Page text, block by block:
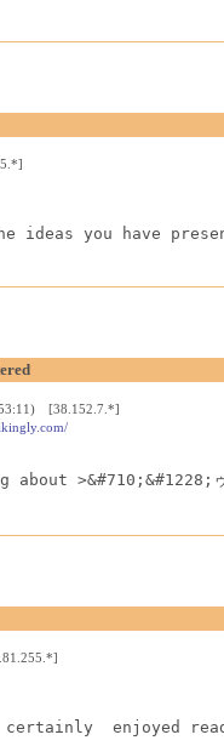
you have
[38.152.7.*]
>&#710;&#1228;
certainly  enjoyed